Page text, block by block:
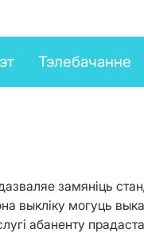
Тэлебачанне
замяніць
выкліку могуць
абаненту